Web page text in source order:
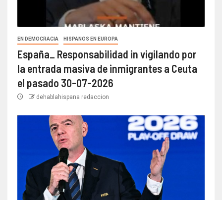
EN DEMOCRACIA HISPANOS EN EUROPA
España_ Responsabilidad in vigilando por
la entrada masiva de inmigrantes a Ceuta
el pasado 30-07-2026
dehablahispana redaccion